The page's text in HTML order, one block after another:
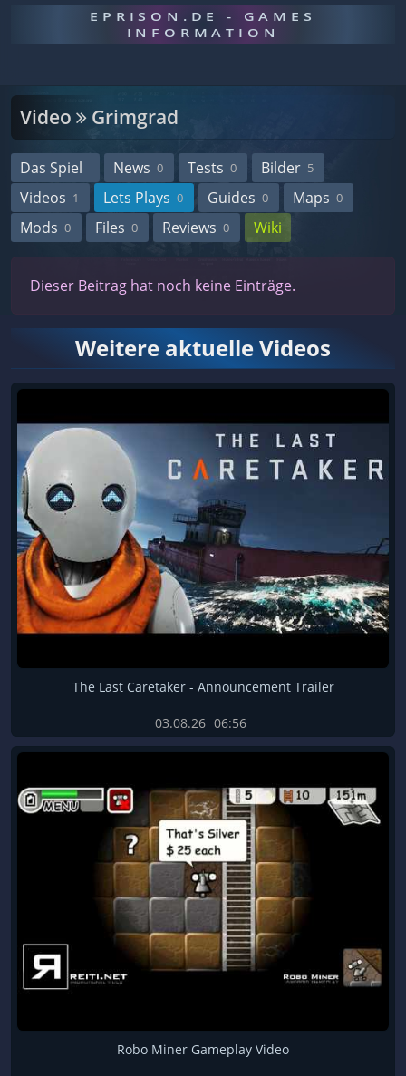
EPRISON.DE - GAMES
INFORMATION
Video Grimgrad
Das Spiel News 0 Tests 0 Bilder 5
Videos 1 Lets Plays 0 Guides 0 Maps 0
Mods 0 Files 0 Reviews 0 Wiki
Dieser Beitrag hat noch keine Einträge.
Weitere aktuelle Videos
The Last Caretaker - Announcement Trailer
03.08.26 06:56
Robo Miner Gameplay Video